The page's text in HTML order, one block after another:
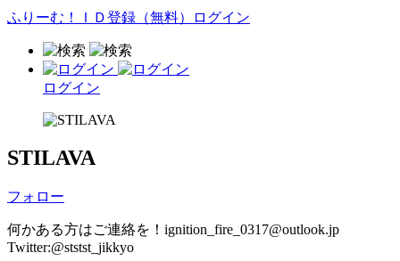
ふりーむ！ＩＤ登録（無料） ログイン
ログイン
STILAVA
フォロー
何かある方はご連絡を！ignition_fire_0317@outlook.jp
Twitter:@ststst_jikkyo